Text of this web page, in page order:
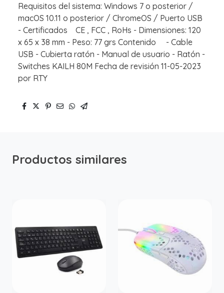
Requisitos del sistema: Windows 7 o posterior /
macOS 10.11 o posterior / ChromeOS / Puerto USB
- Certificados CE , FCC , RoHs - Dimensiones: 120
x 65 x 38 mm - Peso: 77 grs Contenido - Cable
USB - Cubierta ratón - Manual de usuario - Ratón -
Switches KAILH 80M Fecha de revisión 11-05-2023
por RTY
Productos similares